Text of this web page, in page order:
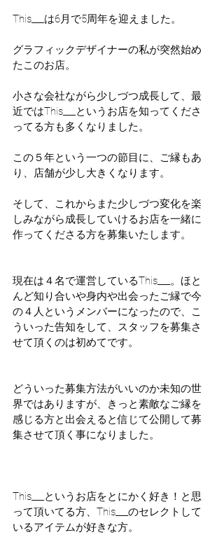
This___は6月で5周年を迎えました。
グラフィックデザイナーの私が突然始め
たこのお店。
小さな会社ながら少しづつ成長して、最
近ではThis___というお店を知ってくださ
ってる方も多くなりました。
この５年という一つの節目に、ご縁もあ
り、店舗が少し大きくなります。
そして、これからまた少しづつ変化を楽
しみながら成長していけるお店を一緒に
作ってくださる方を募集いたします。
現在は４名で運営しているThis___。ほと
んど知り合いや身内や出会ったご縁で今
の４人というメンバーになったので、こ
ういった告知をして、スタッフを募集さ
せて頂くのは初めてです。
どういった募集方法がいいのか未知の世
界ではありますが、きっと素敵なご縁を
感じる方と出会えると信じて公開して募
集させて頂く事になりました。
This___というお店をとにかく好き！と思
って頂いてる方、This___のセレクトして
いるアイテムが好きな方。